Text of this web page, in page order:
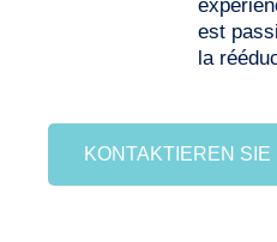
est
la
KONTAKTIEREN SIE